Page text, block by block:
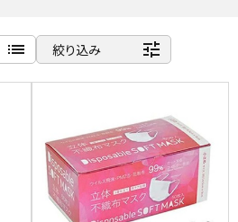
list 絞り込み tune